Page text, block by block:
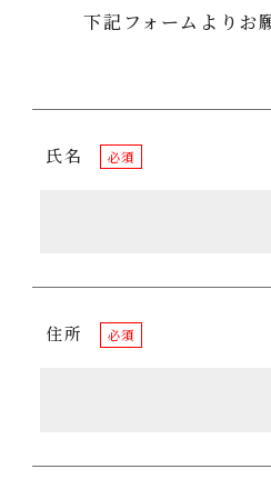
下記フォームよりお
氏名 必須
住所 必須